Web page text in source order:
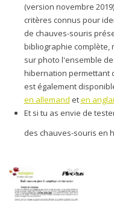
(version novembre
critères connus pour
de chauves-souris
bibliographie complète,
sur photo l'ensemble
hibernation permettant
est également
en allemand eten
Et si tu as envie de
des chauves-souris en